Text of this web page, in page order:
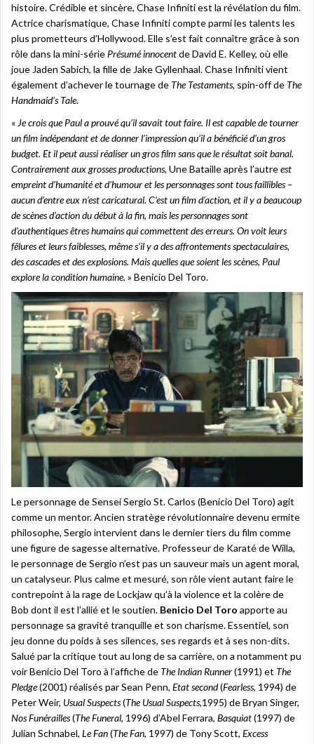
histoire. Crédible et sincère, Chase Infiniti est la révélation du film.
Actrice charismatique, Chase Infiniti compte parmi les talents les
plus prometteurs d’Hollywood. Elle s’est fait connaître grâce à son
rôle dans la mini-série Présumé innocentde David E. Kelley, où elle
joue Jaden Sabich, la fille de Jake Gyllenhaal. Chase Infiniti vient
également d’achever le tournage de The Testaments, spin-off de The
Handmaid’s Tale.
« Je crois que Paul a prouvé qu’il savait tout faire. Il est capable de tourner
un film indépendant et de donner l’impression qu’il a bénéficié d’un gros
budget. Et il peut aussi réaliser un gros film sans que le résultat soit banal.
Contrairement aux grosses productions, Une Bataille après l’autreest
empreint d’humanité et d’humour et les personnages sont tous faillibles –
aucun d’entre eux n’est caricatural. C’est un film d’action, et il y a beaucoup
de scènes d’action du début à la fin, mais les personnages sont
d’authentiques êtres humains qui commettent des erreurs. On voit leurs
fêlures et leurs faiblesses, même s’il y a des affrontements spectaculaires,
des cascades et des explosions. Mais quelles que soient les scènes, Paul
explore la condition humaine. » Benicio Del Toro.
Le personnage de Sensei Sergio St. Carlos (Benicio Del Toro) agit
comme un mentor. Ancien stratège révolutionnaire devenu ermite
philosophe, Sergio intervient dans le dernier tiers du film comme
une figure de sagesse alternative. Professeur de Karaté de Willa,
le personnage de Sergio n’est pas un sauveur mais un agent moral,
un catalyseur. Plus calme et mesuré, son rôle vient autant faire le
contrepoint à la rage de Lockjaw qu’à la violence et la colère de
Bob dont il est l’allié et le soutien. Benicio Del Toro apporte au
personnage sa gravité tranquille et son charisme. Essentiel, son
jeu donne du poids à ses silences, ses regards et à ses non-dits.
Salué par la critique tout au long de sa carrière, on a notamment pu
voir Benicio Del Toro à l’affiche de The Indian Runner(1991) et The
Pledge(2001) réalisés par Sean Penn, Etat second(Fearless, 1994) de
Peter Weir, Usual Suspects(The Usual Suspects,1995) de Bryan Singer,
Nos Funérailles(The Funeral, 1996) d’Abel Ferrara, Basquiat(1997) de
Julian Schnabel, Le Fan(The Fan, 1997) de Tony Scott, Excess